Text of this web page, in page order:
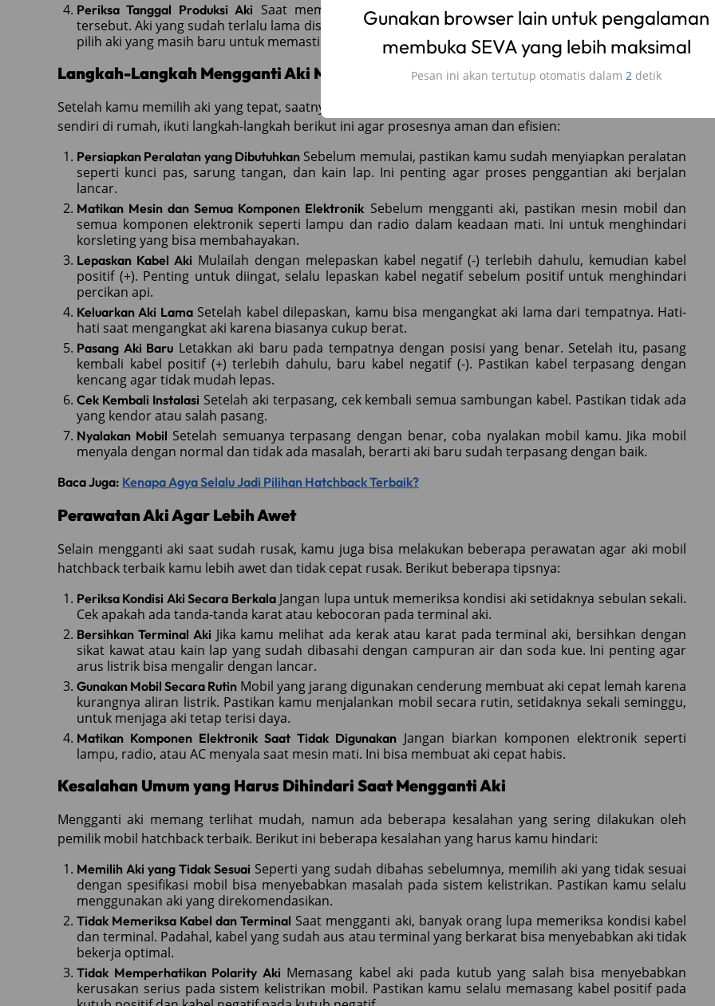
Gunakan browser lain untuk pengalaman
membuka SEVA yang lebih maksimal
Pesan ini akan tertutup otomatis dalam 1 detik
Periksa Tanggal Produksi Aki Saat membeli aki, pastikan kamu memeriksa tanggal produksi aki
tersebut. Aki yang sudah terlalu lama disimpan cenderung mengalami penurunan kualitas. Sebaiknya
pilih aki yang masih baru untuk memastikan performa yang optimal.
Langkah-Langkah Mengganti Aki Mobil Hatchback Terbaik
Setelah kamu memilih aki yang tepat, saatnya melakukan penggantian aki. Jika kamu ingin melakukannya
sendiri di rumah, ikuti langkah-langkah berikut ini agar prosesnya aman dan efisien:
Persiapkan Peralatan yang DibutuhkanSebelum memulai, pastikan kamu sudah menyiapkan peralatan
seperti kunci pas, sarung tangan, dan kain lap. Ini penting agar proses penggantian aki berjalan
lancar.
Matikan Mesin dan Semua Komponen Elektronik Sebelum mengganti aki, pastikan mesin mobil dan
semua komponen elektronik seperti lampu dan radio dalam keadaan mati. Ini untuk menghindari
korsleting yang bisa membahayakan.
Lepaskan Kabel Aki Mulailah dengan melepaskan kabel negatif (-) terlebih dahulu, kemudian kabel
positif (+). Penting untuk diingat, selalu lepaskan kabel negatif sebelum positif untuk menghindari
percikan api.
Keluarkan Aki LamaSetelah kabel dilepaskan, kamu bisa mengangkat aki lama dari tempatnya. Hati-
hati saat mengangkat aki karena biasanya cukup berat.
Pasang Aki Baru Letakkan aki baru pada tempatnya dengan posisi yang benar. Setelah itu, pasang
kembali kabel positif (+) terlebih dahulu, baru kabel negatif (-). Pastikan kabel terpasang dengan
kencang agar tidak mudah lepas.
Cek Kembali Instalasi Setelah aki terpasang, cek kembali semua sambungan kabel. Pastikan tidak ada
yang kendor atau salah pasang.
Nyalakan Mobil Setelah semuanya terpasang dengan benar, coba nyalakan mobil kamu. Jika mobil
menyala dengan normal dan tidak ada masalah, berarti aki baru sudah terpasang dengan baik.
Baca Juga: Kenapa Agya Selalu Jadi Pilihan Hatchback Terbaik?
Perawatan Aki Agar Lebih Awet
Selain mengganti aki saat sudah rusak, kamu juga bisa melakukan beberapa perawatan agar aki mobil
hatchback terbaik kamu lebih awet dan tidak cepat rusak. Berikut beberapa tipsnya:
Periksa Kondisi Aki Secara BerkalaJangan lupa untuk memeriksa kondisi aki setidaknya sebulan sekali.
Cek apakah ada tanda-tanda karat atau kebocoran pada terminal aki.
Bersihkan Terminal Aki Jika kamu melihat ada kerak atau karat pada terminal aki, bersihkan dengan
sikat kawat atau kain lap yang sudah dibasahi dengan campuran air dan soda kue. Ini penting agar
arus listrik bisa mengalir dengan lancar.
Gunakan Mobil Secara Rutin Mobil yang jarang digunakan cenderung membuat aki cepat lemah karena
kurangnya aliran listrik. Pastikan kamu menjalankan mobil secara rutin, setidaknya sekali seminggu,
untuk menjaga aki tetap terisi daya.
Matikan Komponen Elektronik Saat Tidak Digunakan Jangan biarkan komponen elektronik seperti
lampu, radio, atau AC menyala saat mesin mati. Ini bisa membuat aki cepat habis.
Kesalahan Umum yang Harus Dihindari Saat Mengganti Aki
Mengganti aki memang terlihat mudah, namun ada beberapa kesalahan yang sering dilakukan oleh
pemilik mobil hatchback terbaik. Berikut ini beberapa kesalahan yang harus kamu hindari:
Memilih Aki yang Tidak Sesuai Seperti yang sudah dibahas sebelumnya, memilih aki yang tidak sesuai
dengan spesifikasi mobil bisa menyebabkan masalah pada sistem kelistrikan. Pastikan kamu selalu
menggunakan aki yang direkomendasikan.
Tidak Memeriksa Kabel dan Terminal Saat mengganti aki, banyak orang lupa memeriksa kondisi kabel
dan terminal. Padahal, kabel yang sudah aus atau terminal yang berkarat bisa menyebabkan aki tidak
bekerja optimal.
Tidak Memperhatikan Polarity Aki Memasang kabel aki pada kutub yang salah bisa menyebabkan
kerusakan serius pada sistem kelistrikan mobil. Pastikan kamu selalu memasang kabel positif pada